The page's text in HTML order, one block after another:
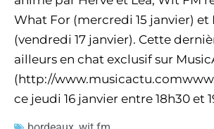
What For (mercredi 15 janvier) et
(vendredi 17 janvier). Cette
ailleurs en chat exclusif sur
(http://
ce jeudi 16 janvier entre 18h30 et